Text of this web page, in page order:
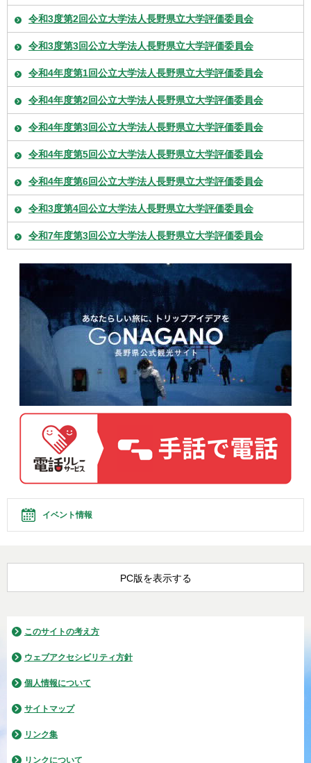
令和3度第2回公立大学法人長野県立大学評価委員会
令和3度第3回公立大学法人長野県立大学評価委員会
令和4年度第1回公立大学法人長野県立大学評価委員会
令和4年度第2回公立大学法人長野県立大学評価委員会
令和4年度第3回公立大学法人長野県立大学評価委員会
令和4年度第5回公立大学法人長野県立大学評価委員会
令和4年度第6回公立大学法人長野県立大学評価委員会
令和3度第4回公立大学法人長野県立大学評価委員会
令和7年度第3回公立大学法人長野県立大学評価委員会
イベント情報
PC版を表示する
このサイトの考え方
ウェブアクセシビリティ方針
個人情報について
サイトマップ
リンク集
リンクについて